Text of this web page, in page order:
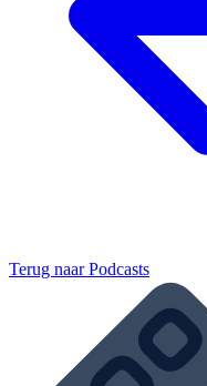
Terug naarPodcasts